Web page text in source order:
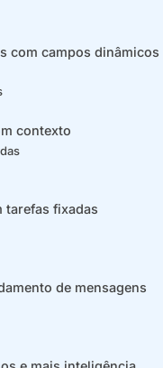
com campos dinâmicos
contexto
tarefas fixadas
de mensagens